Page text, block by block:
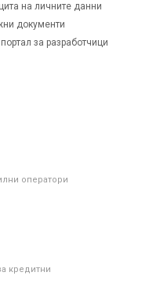
на личните данни
документи
за разработчици
оператори
кредитни